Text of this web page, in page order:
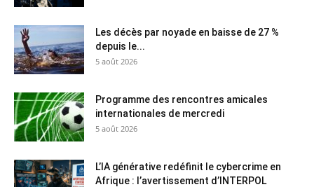
Les décès par noyade en baisse de 27 %
depuis le...
5 août 2026
Programme des rencontres amicales
internationales de mercredi
5 août 2026
L’IA générative redéfinit le cybercrime en
Afrique : l’avertissement d’INTERPOL